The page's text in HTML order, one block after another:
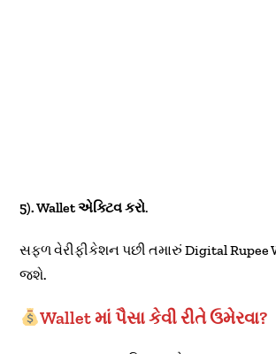
5). Wallet એક્ટિવ કરો.
સફળ વેરીફીકેશન પછી તમારું Digital Rupee
જશે.
Wallet માં પૈસા કેવી રીતે ઉમેરવા?